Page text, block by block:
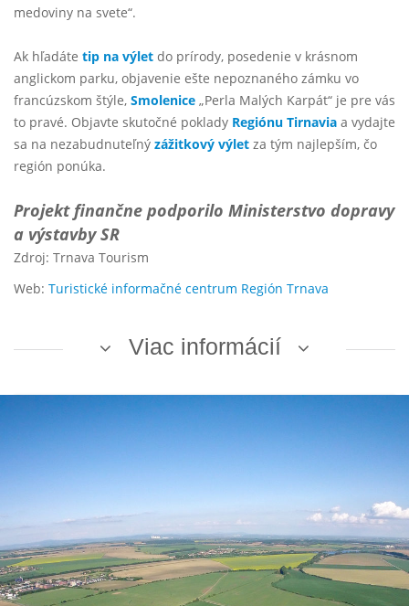
medoviny na svete“.
Ak hľadáte tip na výlet do prírody, posedenie v krásnom
anglickom parku, objavenie ešte nepoznaného zámku vo
francúzskom štýle, Smolenice „Perla Malých Karpát“ je pre vás
to pravé. Objavte skutočné poklady Regiónu Tirnavia a vydajte
sa na nezabudnuteľný zážitkový výlet za tým najlepším, čo
región ponúka.
Projekt finančne podporilo Ministerstvo dopravy
a výstavby SR
Zdroj: Trnava Tourism
Web: Turistické informačné centrum Región Trnava
Viac informácií